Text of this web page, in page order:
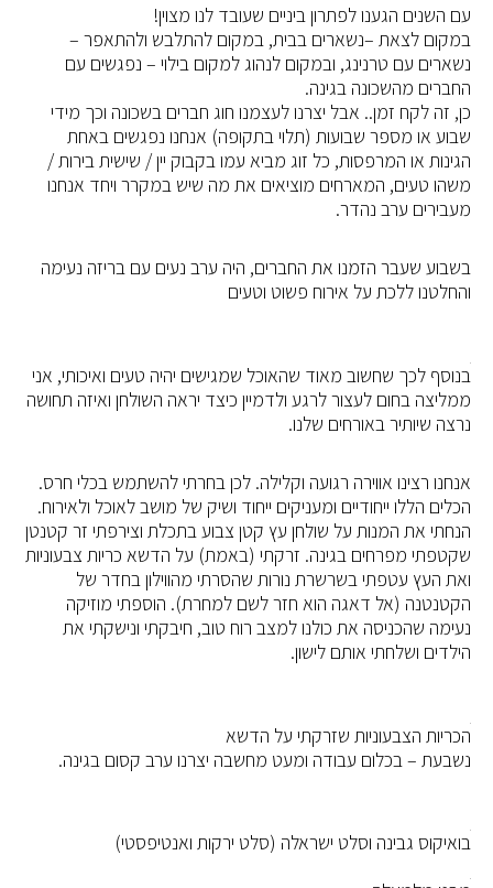
עם השנים הגענו לפתרון ביניים שעובד לנו מצוין!
במקום לצאת –נשארים בבית, במקום להתלבש ולהתאפר –
נשארים עם טרנינג, ובמקום לנהוג למקום בילוי – נפגשים עם
החברים מהשכונה בגינה.
כן, זה לקח זמן.. אבל יצרנו לעצמנו חוג חברים בשכונה וכך מידי
שבוע או מספר שבועות (תלוי בתקופה) אנחנו נפגשים באחת
הגינות או המרפסות, כל זוג מביא עמו בקבוק יין / שישית בירות /
משהו טעים, המארחים מוציאים את מה שיש במקרר ויחד אנחנו
מעבירים ערב נהדר.
בשבוע שעבר הזמנו את החברים, היה ערב נעים עם בריזה נעימה
והחלטנו ללכת על אירוח פשוט וטעים
בנוסף לכך שחשוב מאוד שהאוכל שמגישים יהיה טעים ואיכותי, אני
ממליצה בחום לעצור לרגע ולדמיין כיצד יראה השולחן ואיזה תחושה
נרצה שיותיר באורחים שלנו.
אנחנו רצינו אווירה רגועה וקלילה. לכן בחרתי להשתמש בכלי חרס.
הכלים הללו ייחודיים ומעניקים ייחוד ושיק של מושב לאוכל ולאירוח.
הנחתי את המנות על שולחן עץ קטן צבוע בתכלת וצירפתי זר קטנטן
שקטפתי מפרחים בגינה. זרקתי (באמת) על הדשא כריות צבעוניות
ואת העץ עטפתי בשרשרת נורות שהסרתי מהווילון בחדר של
הקטנטנה (אל דאגה הוא חזר לשם למחרת). הוספתי מוזיקה
נעימה שהכניסה את כולנו למצב רוח טוב, חיבקתי ונישקתי את
הילדים ושלחתי אותם לישון.
הכריות הצבעוניות שזרקתי על הדשא
נשבעת – בכלום עבודה ומעט מחשבה יצרנו ערב קסום בגינה.
בואיקוס גבינה וסלט ישראלה (סלט ירקות ואנטיפסטי)